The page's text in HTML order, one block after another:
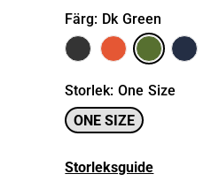
Färg: Dk Green
Storlek:One Size
ONE SIZE
Storleksguide